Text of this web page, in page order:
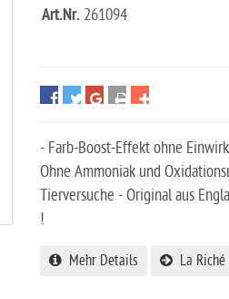
Art.Nr. 261094
- Farb-Boost-Effekt ohne
Ohne Ammoniak und
Tierversuche - Original aus
!
Mehr Details La Riché